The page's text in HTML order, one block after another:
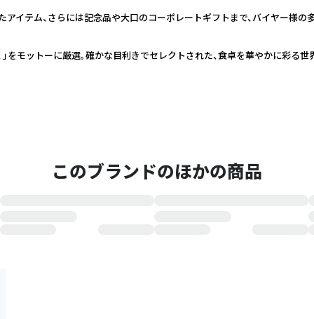
イテム、さらには記念品や大口のコーポレートギフトまで、バイヤー様の
をモットーに厳選。確かな目利きでセレクトされた、食卓を華やかに彩る
このブランドのほかの商品